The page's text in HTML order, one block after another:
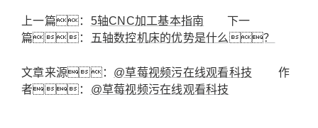
上一篇： 5轴CNC加工基本指南 下一
篇：
五轴数控机床的优势是什么？
文章来源： @草莓视频污在线观看科技 作
者： @草莓视频污在线观看科技